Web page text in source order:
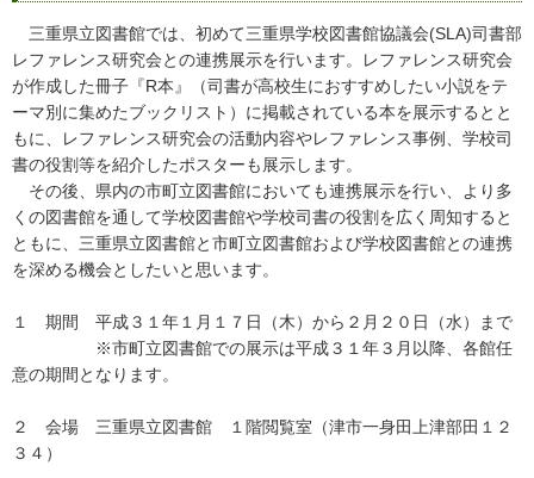
三重県立図書館では、初めて三重県学校図書館協議会(SLA)司書部
レファレンス研究会との連携展示を行います。レファレンス研究会
が作成した冊子『R本』（司書が高校生におすすめしたい小説をテ
ーマ別に集めたブックリスト）に掲載されている本を展示するとと
もに、レファレンス研究会の活動内容やレファレンス事例、学校司
書の役割等を紹介したポスターも展示します。
その後、県内の市町立図書館においても連携展示を行い、より多
くの図書館を通して学校図書館や学校司書の役割を広く周知すると
ともに、三重県立図書館と市町立図書館および学校図書館との連携
を深める機会としたいと思います。
１ 期間 平成３１年１月１７日（木）から２月２０日（水）まで
※市町立図書館での展示は平成３１年３月以降、各館任
意の期間となります。
２ 会場 三重県立図書館 １階閲覧室（津市一身田上津部田１２
３４）